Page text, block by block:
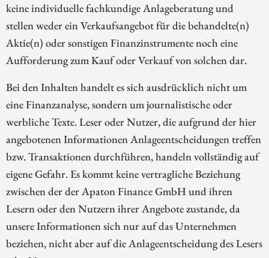
keine individuelle fachkundige Anlageberatung und
stellen weder ein Verkaufsangebot für die behandelte(n)
Aktie(n) oder sonstigen Finanzinstrumente noch eine
Aufforderung zum Kauf oder Verkauf von solchen dar.
Bei den Inhalten handelt es sich ausdrücklich nicht um
eine Finanzanalyse, sondern um journalistische oder
werbliche Texte. Leser oder Nutzer, die aufgrund der hier
angebotenen Informationen Anlageentscheidungen treffen
bzw. Transaktionen durchführen, handeln vollständig auf
eigene Gefahr. Es kommt keine vertragliche Beziehung
zwischen der der Apaton Finance GmbH und ihren
Lesern oder den Nutzern ihrer Angebote zustande, da
unsere Informationen sich nur auf das Unternehmen
beziehen, nicht aber auf die Anlageentscheidung des Lesers